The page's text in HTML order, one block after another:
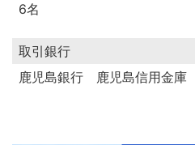
6名
取引銀行
鹿児島銀行 鹿児島信用金庫